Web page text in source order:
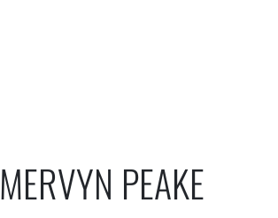
MERVYN PEAKE